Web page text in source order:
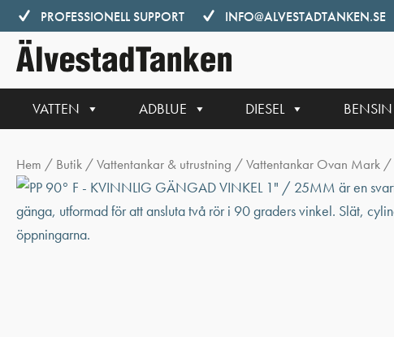
Hoppa
till
innehåll
PROFESSIONELL SUPPORT INFO@ALVESTADTANKEN.SE
VATTEN ADBLUE DIESEL BENSIN
Hem / Butik /Vattentankar & utrustning /Vattentankar Ovan Mark /